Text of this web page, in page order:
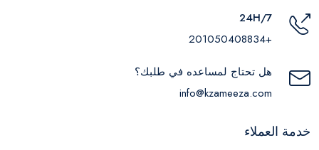
24H/7
+201050408834
هل تحتاج لمساعده في طلبك؟
info@kzameeza.com
خدمة العملاء